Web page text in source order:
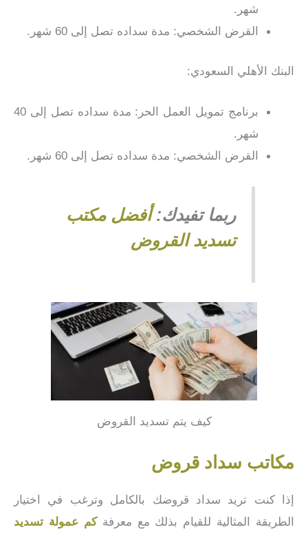
شهر.
القرض الشخصي: مدة سداده تصل إلى 60 شهر.
البنك الأهلي السعودي:
برنامج تمويل العمل الحر: مدة سداده تصل إلى 40
شهر.
القرض الشخصي: مدة سداده تصل إلى 60 شهر.
ربما تفيدك: أفضل مكتب
تسديد القروض
كيف يتم تسديد القروض
مكاتب سداد قروض
إذا كنت تريد سداد قروضك بالكامل وترغب في اختيار
الطريقة المثالية للقيام بذلك مع معرفةكم عمولة تسديد